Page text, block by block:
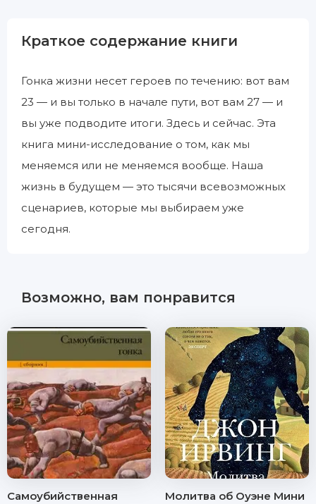
Краткое содержание книги
Гонка жизни несет героев по течению: вот вам
23 — и вы только в начале пути, вот вам 27 — и
вы уже подводите итоги. Здесь и сейчас. Эта
книга мини-исследование о том, как мы
меняемся или не меняемся вообще. Наша
жизнь в будущем — это тысячи всевозможных
сценариев, которые мы выбираем уже
сегодня.
Возможно, вам понравится
Самоубийственная
Молитва об Оуэне Мини